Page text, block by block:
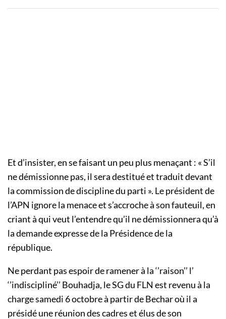
Et d’insister, en se faisant un peu plus menaçant : « S’il
ne démissionne pas, il sera destitué et traduit devant
la commission de discipline du parti ». Le président de
l’APN ignore la menace et s’accroche à son fauteuil, en
criant à qui veut l’entendre qu’il ne démissionnera qu’à
la demande expresse de la Présidence de la
république.
Ne perdant pas espoir de ramener à la ‘’raison’’ l’
‘’indiscipliné’’ Bouhadja, leSGdu FLN est revenu à la
charge samedi 6 octobreà partirdeBecharoù il a
présidé une réunion des cadres et élus de son